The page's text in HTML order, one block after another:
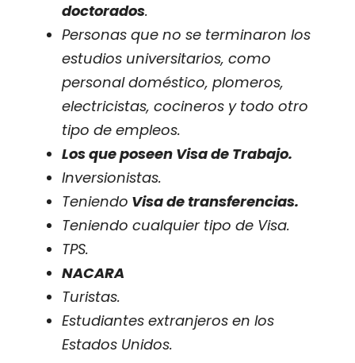
doctorados.
Personas que no se terminaron los
estudios universitarios, como
personal doméstico, plomeros,
electricistas, cocineros y todo otro
tipo de empleos.
Los que poseen Visa de Trabajo.
Inversionistas.
Teniendo Visa de transferencias.
Teniendo cualquier tipo de Visa.
TPS.
NACARA
Turistas.
Estudiantes extranjeros en los
Estados Unidos.